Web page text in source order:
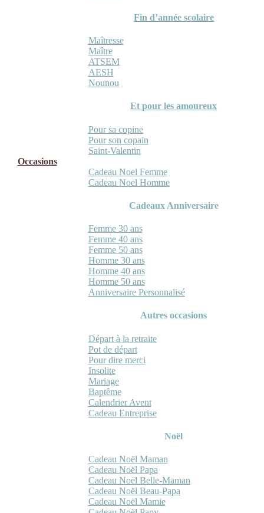
Fin d’année scolaire
Maîtresse
Maître
ATSEM
AESH
Nounou
Et pour les amoureux
Pour sa copine
Pour son copain
Saint-Valentin
Occasions
Cadeau Noel Femme
Cadeau Noel Homme
Cadeaux Anniversaire
Femme 30 ans
Femme 40 ans
Femme 50 ans
Homme 30 ans
Homme 40 ans
Homme 50 ans
Anniversaire Personnalisé
Autres occasions
Départ à la retraite
Pot de départ
Pour dire merci
Insolite
Mariage
Baptême
Calendrier Avent
Cadeau Entreprise
Noël
Cadeau Noël Maman
Cadeau Noël Papa
Cadeau Noël Belle-Maman
Cadeau Noël Beau-Papa
Cadeau Noël Mamie